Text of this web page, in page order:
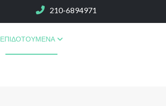
210-6894971
ΕΠΙΔΟΤΟΎΜΕΝΑ